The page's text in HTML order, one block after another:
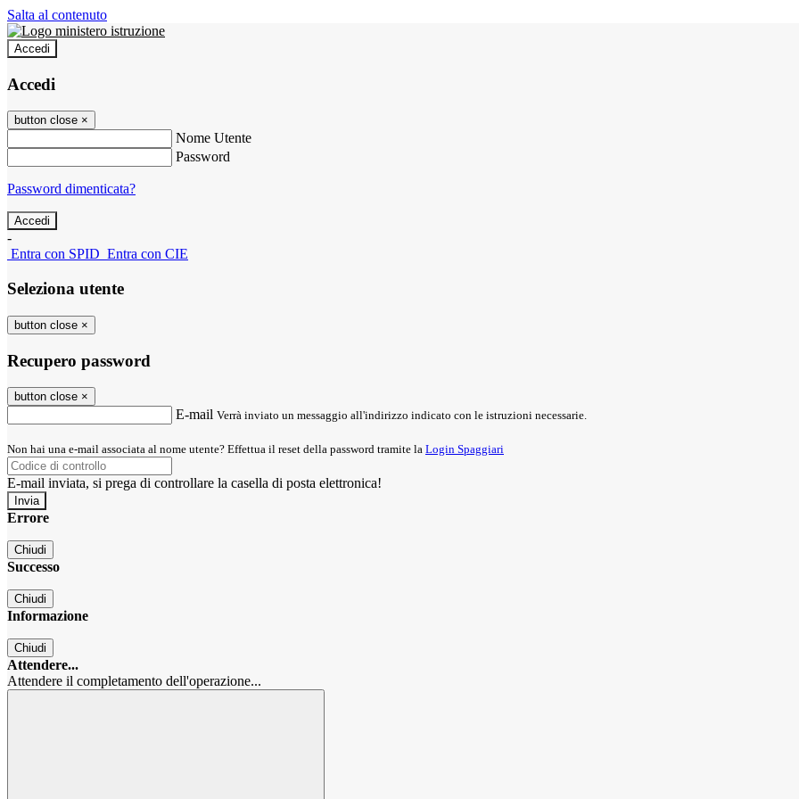
Salta al contenuto
Accedi
Accedi
button close ×
Nome Utente
Password
Password dimenticata?
-
Entra con SPID Entra con CIE
Seleziona utente
button close ×
Recupero password
button close ×
E-mail Verrà inviato un messaggio all'indirizzo indicato con le istruzioni necessarie.
Non hai una e-mail associata al nome utente? Effettua il reset della password tramite la Login Spaggiari
E-mail inviata, si prega di controllare la casella di posta elettronica!
Errore
Chiudi
Successo
Chiudi
Informazione
Chiudi
Attendere...
Attendere il completamento dell'operazione...